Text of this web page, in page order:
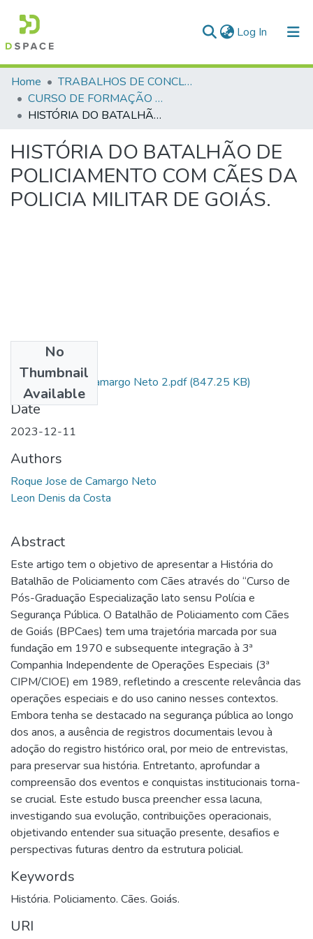
Log In (current)
Communities & Collections
All of DSpace
Home
TRABALHOS DE CONCLUSÃO DE CURSO - CFP (CURSO DE FORMAÇÃO DE PRAÇAS)
CURSO DE FORMAÇÃO DE PRAÇAS - CFP - 2023
HISTÓRIA DO BATALHÃO DE POLICIAMENTO COM CÃES DA POLICIA MILITAR DE GOIÁS.
HISTÓRIA DO BATALHÃO DE
POLICIAMENTO COM CÃES DA
POLICIA MILITAR DE GOIÁS.
No
Thumbnail
Available
Roque Jose De Camargo Neto 2.pdf(847.25 KB)
Date
2023-12-11
Authors
Roque Jose de Camargo Neto
Leon Denis da Costa
Abstract
Este artigo tem o objetivo de apresentar a História do
Batalhão de Policiamento com Cães através do “Curso de
Pós-Graduação Especialização lato sensu Polícia e
Segurança Pública. O Batalhão de Policiamento com Cães
de Goiás (BPCaes) tem uma trajetória marcada por sua
fundação em 1970 e subsequente integração à 3ª
Companhia Independente de Operações Especiais (3ª
CIPM/CIOE) em 1989, refletindo a crescente relevância das
operações especiais e do uso canino nesses contextos.
Embora tenha se destacado na segurança pública ao longo
dos anos, a ausência de registros documentais levou à
adoção do registro histórico oral, por meio de entrevistas,
para preservar sua história. Entretanto, aprofundar a
compreensão dos eventos e conquistas institucionais torna-
se crucial. Este estudo busca preencher essa lacuna,
investigando sua evolução, contribuições operacionais,
objetivando entender sua situação presente, desafios e
perspectivas futuras dentro da estrutura policial.
Keywords
História. Policiamento. Cães. Goiás.
URI